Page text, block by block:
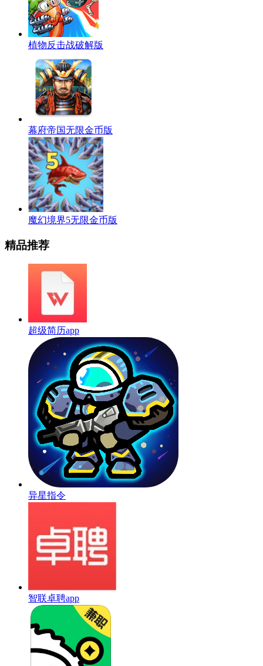
植物反击战破解版
幕府帝国无限金币版
魔幻境界5无限金币版
精品推荐
超级简历app
异星指令
智联卓聘app